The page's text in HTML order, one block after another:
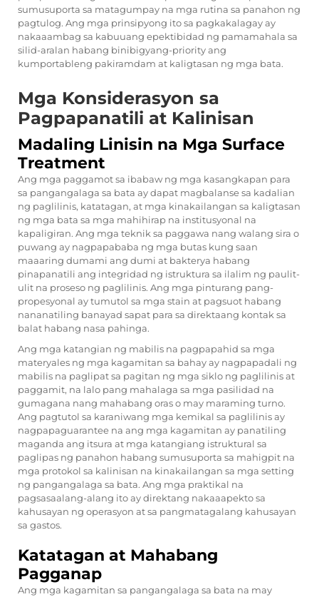
sumusuporta sa matagumpay na mga rutina sa panahon ng
pagtulog. Ang mga prinsipyong ito sa pagkakalagay ay
nakaaambag sa kabuuang epektibidad ng pamamahala sa
silid-aralan habang binibigyang-priority ang
kumportableng pakiramdam at kaligtasan ng mga bata.
Mga Konsiderasyon sa
Pagpapanatili at Kalinisan
Madaling Linisin na Mga Surface
Treatment
Ang mga paggamot sa ibabaw ng mga kasangkapan para
sa pangangalaga sa bata ay dapat magbalanse sa kadalian
ng paglilinis, katatagan, at mga kinakailangan sa kaligtasan
ng mga bata sa mga mahihirap na institusyonal na
kapaligiran. Ang mga teknik sa paggawa nang walang sira o
puwang ay nagpapababa ng mga butas kung saan
maaaring dumami ang dumi at bakterya habang
pinapanatili ang integridad ng istruktura sa ilalim ng paulit-
ulit na proseso ng paglilinis. Ang mga pinturang pang-
propesyonal ay tumutol sa mga stain at pagsuot habang
nananatiling banayad sapat para sa direktaang kontak sa
balat habang nasa pahinga.
Ang mga katangian ng mabilis na pagpapahid sa mga
materyales ng mga kagamitan sa bahay ay nagpapadali ng
mabilis na paglipat sa pagitan ng mga siklo ng paglilinis at
paggamit, na lalo pang mahalaga sa mga pasilidad na
gumagana nang mahabang oras o may maraming turno.
Ang pagtutol sa karaniwang mga kemikal sa paglilinis ay
nagpapaguarantee na ang mga kagamitan ay panatiling
maganda ang itsura at mga katangiang istruktural sa
paglipas ng panahon habang sumusuporta sa mahigpit na
mga protokol sa kalinisan na kinakailangan sa mga setting
ng pangangalaga sa bata. Ang mga praktikal na
pagsasaalang-alang ito ay direktang nakaaapekto sa
kahusayan ng operasyon at sa pangmatagalang kahusayan
sa gastos.
Katatagan at Mahabang
Pagganap
Ang mga kagamitan sa pangangalaga sa bata na may